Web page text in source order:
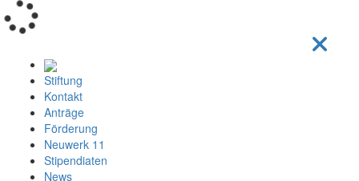
Stiftung
Kontakt
Anträge
Förderung
Neuwerk 11
Stipendiaten
News